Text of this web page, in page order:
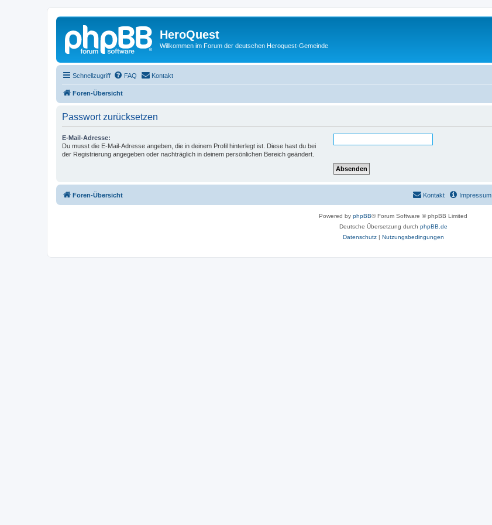
HeroQuest
Willkommen im Forum der deutschen Heroquest-Gemeinde
Schnellzugriff FAQ Kontakt
Foren-Übersicht
Passwort zurücksetzen
E-Mail-Adresse:
Du musst die E-Mail-Adresse angeben, die in deinem Profil hinterlegt ist. Diese hast du bei
der Registrierung angegeben oder nachträglich in deinem persönlichen Bereich geändert.
Foren-Übersicht Impressum
Kontakt
Powered by phpBB® Forum Software © phpBB Limited
Deutsche Übersetzung durch phpBB.de
Datenschutz| Nutzungsbedingungen